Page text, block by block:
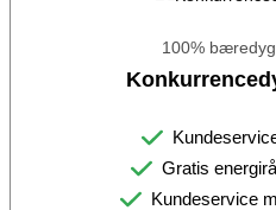
100%
Gratis
Kundeservice